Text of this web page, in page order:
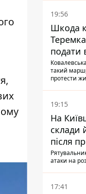
19:56
Шкода
подати
такий
протести
19:15
На
склади
після
ДСНС
атаки на
17:41